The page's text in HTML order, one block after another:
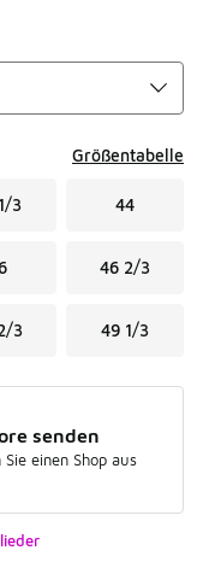
Größentabelle
3 44
46 2/3
3 49 1/3
senden
Sie einen Shop aus